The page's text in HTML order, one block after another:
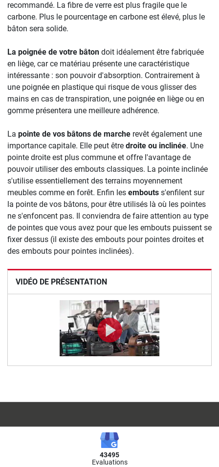
VIDÉO DE PRÉSENTATION
recommandé. La fibre de verre est plus fragile que le
carbone. Plus le pourcentage en carbone est élevé, plus le
bâton sera solide.
La poignée de votre bâton doit idéalement être fabriquée
en liège, car ce matériau présente une caractéristique
intéressante : son pouvoir d'absorption. Contrairement à
une poignée en plastique qui risque de vous glisser des
mains en cas de transpiration, une poignée en liège ou en
gomme présentera une meilleure adhérence.
La pointe de vos bâtons de marche revêt également une
importance capitale. Elle peut être droite ou inclinée. Une
pointe droite est plus commune et offre l'avantage de
pouvoir utiliser des embouts classiques. La pointe inclinée
s'utilise essentiellement des terrains moyennement
meubles comme en forêt. Enfin les embouts s'enfilent sur
la pointe de vos bâtons, pour être utilisés là où les pointes
ne s'enfoncent pas. Il conviendra de faire attention au type
de pointes que vous avez pour que les embouts puissent se
fixer dessus (il existe des embouts pour pointes droites et
des embouts pour pointes inclinées).
43495
Evaluations